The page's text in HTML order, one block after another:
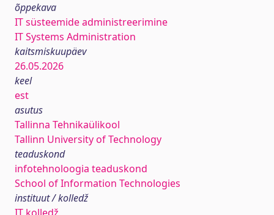
õppekava
IT süsteemide administreerimine
IT Systems Administration
kaitsmiskuupäev
26.05.2026
keel
est
asutus
Tallinna Tehnikaülikool
Tallinn University of Technology
teaduskond
infotehnoloogia teaduskond
School of Information Technologies
instituut / kolledž